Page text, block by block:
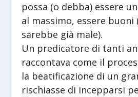
possa (o debba) essere
al massimo, essere buoni
sarebbe già male).
Un predicatore di tanti
raccontava come il
la beatificazione di un
rischiasse di incepparsi